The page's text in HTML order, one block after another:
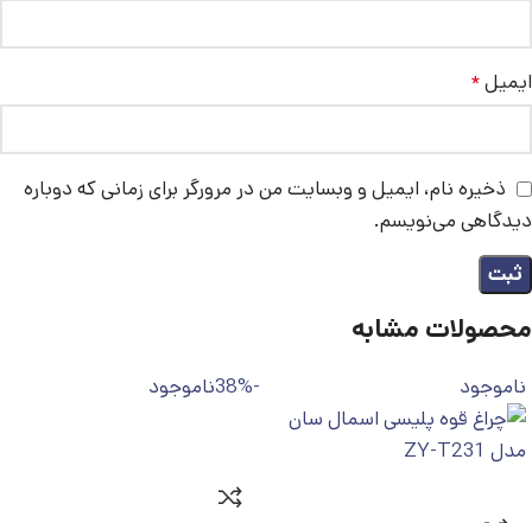
ایمیل*
ذخیره نام، ایمیل و وبسایت من در مرورگر برای زمانی که دوباره
دیدگاهی می‌نویسم.
محصولات مشابه
ناموجود -38% ناموجود